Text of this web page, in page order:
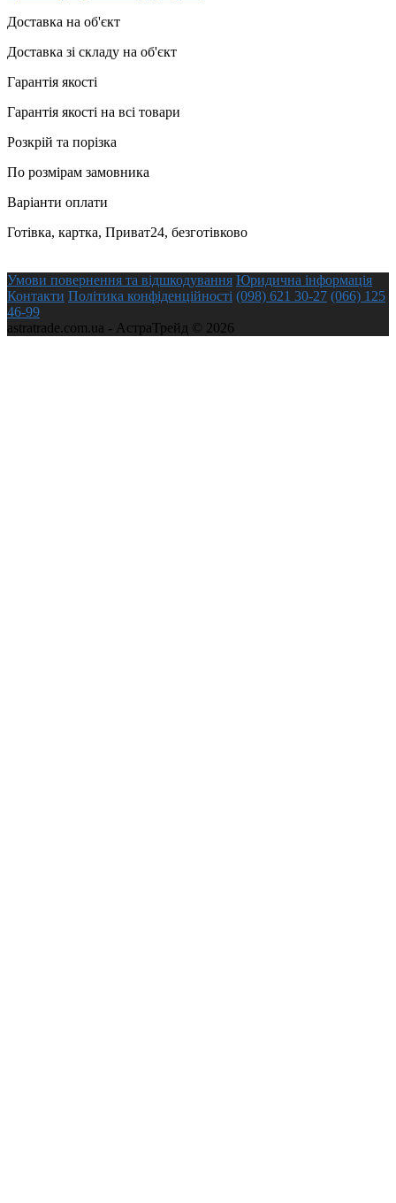
Доставка на об'єкт
Доставка зі складу на об'єкт
Гарантія якості
Гарантія якості на всі товари
Розкрій та порізка
По розмірам замовника
Варіанти оплати
Готівка, картка, Приват24, безготівково
Умови повернення та відшкодування Юридична інформація
Контакти Політика конфіденційності (098) 621 30-27 (066) 125
46-99
astratrade.com.ua - АстраТрейд © 2026